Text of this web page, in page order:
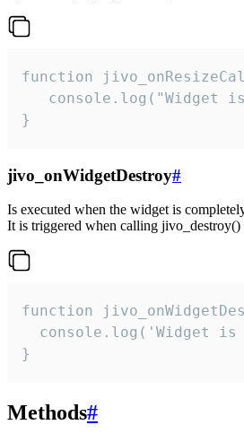
function
console.log("Widget
}
jivo_onWidgetDestroy#
Is executed when the widget is
It is triggered when calling jivo_destroy()
function
console.log('Widget is
}
Methods#